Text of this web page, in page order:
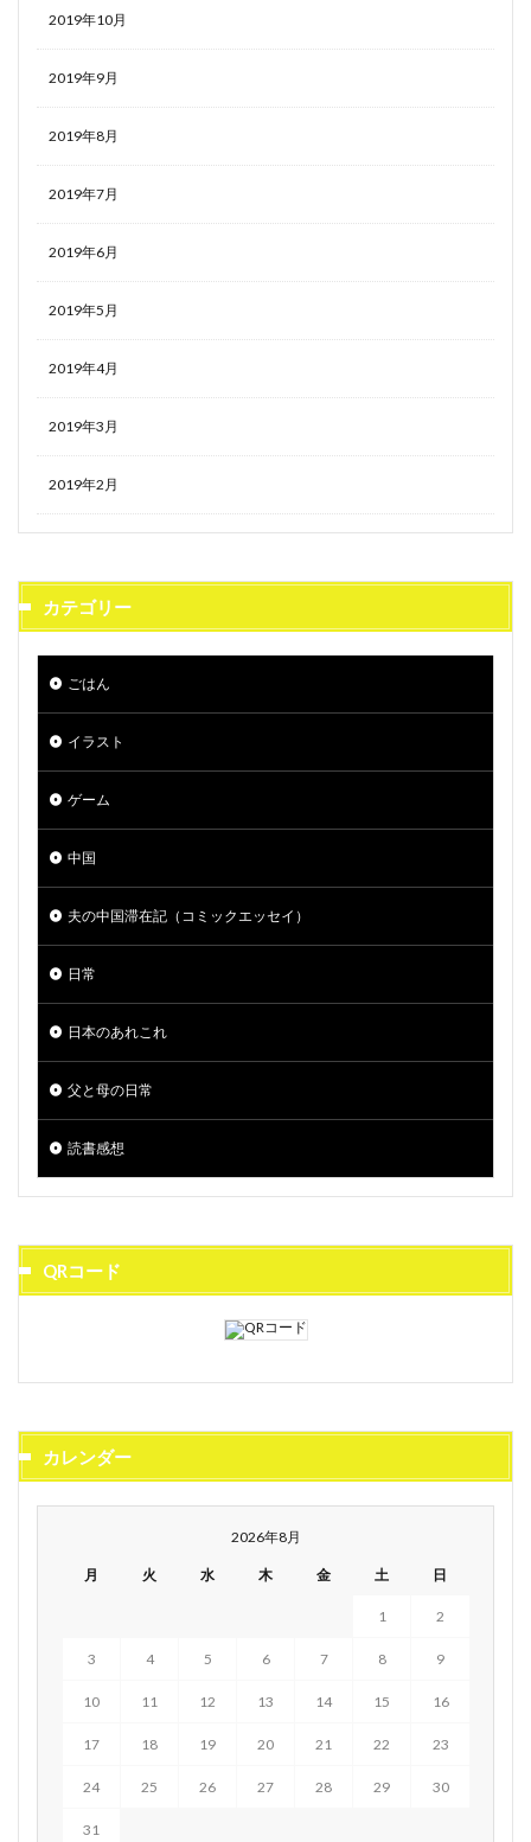
2019年10月
2019年9月
2019年8月
2019年7月
2019年6月
2019年5月
2019年4月
2019年3月
2019年2月
カテゴリー
ごはん
イラスト
ゲーム
中国
夫の中国滞在記（コミックエッセイ）
日常
日本のあれこれ
父と母の日常
読書感想
QRコード
カレンダー
2026年8月
月 火 水 木 金 土 日
1 2
3 4 5 6 7 8 9
10 11 12 13 14 15 16
17 18 19 20 21 22 23
24 25 26 27 28 29 30
31